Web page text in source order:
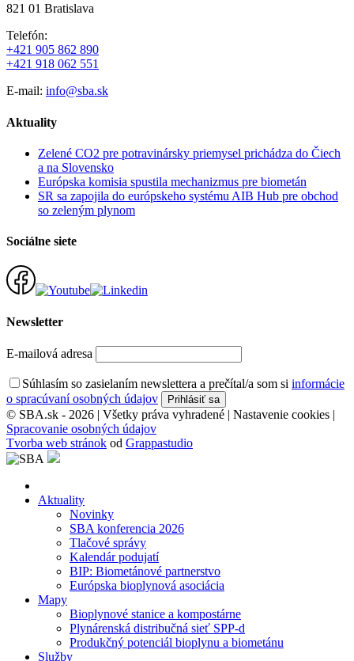
821 01 Bratislava
Telefón:
+421 905 862 890
+421 918 062 551
E-mail: info@sba.sk
Aktuality
Zelené CO2 pre potravinársky priemysel prichádza do Čiech
a na Slovensko
Európska komisia spustila mechanizmus pre biometán
SR sa zapojila do európskeho systému AIB Hub pre obchod
so zeleným plynom
Sociálne siete
Newsletter
E-mailová adresa
Súhlasím so zasielaním newslettera a prečítal/a som si informácie
o spracúvaní osobných údajov
© SBA.sk - 2026 | Všetky práva vyhradené | Nastavenie cookies |
Spracovanie osobných údajov
Tvorba web stránok od Grappastudio
Aktuality
Novinky
SBA konferencia 2026
Tlačové správy
Kalendár podujatí
BIP: Biometánové partnerstvo
Európska bioplynová asociácia
Mapy
Bioplynové stanice a kompostárne
Plynárenská distribučná sieť SPP-d
Produkčný potenciál bioplynu a biometánu
Služby